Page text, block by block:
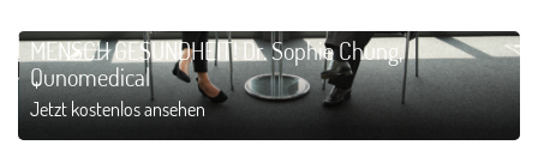
MENSCH GESUNDHEIT! Dr. Sophie Chung,
Qunomedical
Jetzt kostenlos ansehen